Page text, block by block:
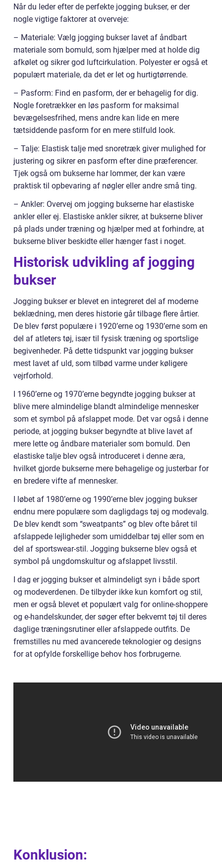
Når du leder efter de perfekte jogging bukser, er der
nogle vigtige faktorer at overveje:
– Materiale: Vælg jogging bukser lavet af åndbart
materiale som bomuld, som hjælper med at holde dig
afkølet og sikrer god luftcirkulation. Polyester er også et
populært materiale, da det er let og hurtigtørrende.
– Pasform: Find en pasform, der er behagelig for dig.
Nogle foretrækker en løs pasform for maksimal
bevægelsesfrihed, mens andre kan lide en mere
tætsiddende pasform for en mere stilfuld look.
– Talje: Elastisk talje med snoretræk giver mulighed for
justering og sikrer en pasform efter dine præferencer.
Tjek også om bukserne har lommer, der kan være
praktisk til opbevaring af nøgler eller andre små ting.
– Ankler: Overvej om jogging bukserne har elastiske
ankler eller ej. Elastiske ankler sikrer, at bukserne bliver
på plads under træning og hjælper med at forhindre, at
bukserne bliver beskidte eller hænger fast i noget.
Historisk udvikling af jogging
bukser
Jogging bukser er blevet en integreret del af moderne
beklædning, men deres historie går tilbage flere årtier.
De blev først populære i 1920’erne og 1930’erne som en
del af atleters tøj, især til fysisk træning og sportslige
begivenheder. På dette tidspunkt var jogging bukser
mest lavet af uld, som tilbød varme under køligere
vejrforhold.
I 1960’erne og 1970’erne begyndte jogging bukser at
blive mere almindelige blandt almindelige mennesker
som et symbol på afslappet mode. Det var også i denne
periode, at jogging bukser begyndte at blive lavet af
mere lette og åndbare materialer som bomuld. Den
elastiske talje blev også introduceret i denne æra,
hvilket gjorde bukserne mere behagelige og justerbar for
en bredere vifte af mennesker.
I løbet af 1980’erne og 1990’erne blev jogging bukser
endnu mere populære som dagligdags tøj og modevalg.
De blev kendt som “sweatpants” og blev ofte båret til
afslappede lejligheder som umiddelbar tøj eller som en
del af sportswear-stil. Jogging bukserne blev også et
symbol på ungdomskultur og afslappet livsstil.
I dag er jogging bukser et almindeligt syn i både sport
og modeverdenen. De tilbyder ikke kun komfort og stil,
men er også blevet et populært valg for online-shoppere
og e-handelskunder, der søger efter bekvemt tøj til deres
daglige træningsrutiner eller afslappede outfits. De
fremstilles nu med avancerede teknologier og designs
for at opfylde forskellige behov hos forbrugerne.
Konklusion: